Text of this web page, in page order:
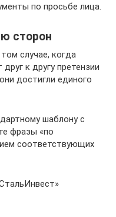
по просьбе лица.
сторон
случае, когда
к другу претензии
достигли единого
шаблону с
фразы «по
соответствующих